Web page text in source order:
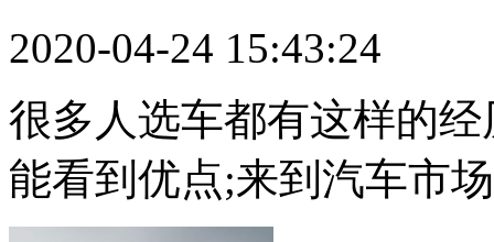
2020-04-24 15:43:24
很多人选车都有这样的
能看到优点;来到汽车市